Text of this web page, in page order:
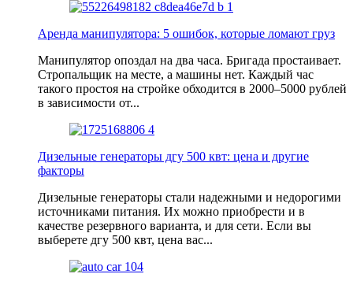
Аренда манипулятора: 5 ошибок, которые ломают груз
Манипулятор опоздал на два часа. Бригада простаивает.
Стропальщик на месте, а машины нет. Каждый час
такого простоя на стройке обходится в 2000–5000 рублей
в зависимости от...
Дизельные генераторы дгу 500 квт: цена и другие
факторы
Дизельные генераторы стали надежными и недорогими
источниками питания. Их можно приобрести и в
качестве резервного варианта, и для сети. Если вы
выберете дгу 500 квт, цена вас...